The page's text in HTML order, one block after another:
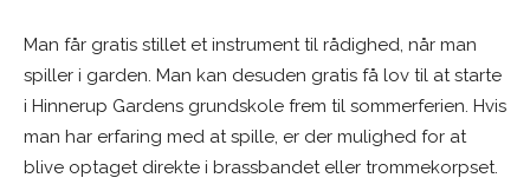
Man får gratis stillet et instrument til rådighed, når man
spiller i garden. Man kan desuden gratis få lov til at starte
i Hinnerup Gardens grundskole frem til sommerferien. Hvis
man har erfaring med at spille, er der mulighed for at
blive optaget direkte i brassbandet eller trommekorpset.